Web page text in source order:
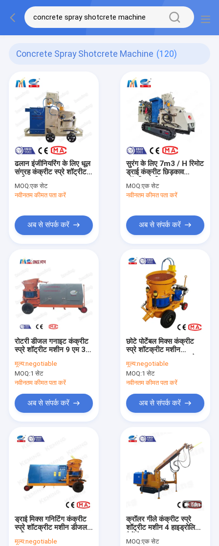
Concrete Spray Shotcrete Machine (120)
ढलान इंजीनियरिंग के लिए धूल
संग्रह कंक्रीट स्प्रे शॉट्रीट
MOQ:एक सेट
नवीनतम कीमत पता करें
अब से संपर्क करें
सुरंग के लिए 7m3 / H रिमोट
ड्राई कंक्रीट छिड़काव
शॉट्रीट मशीन
MOQ:एक सेट
नवीनतम कीमत पता करें
अब से संपर्क करें
रोटरी डीजल गनाइट कंक्रीट
स्प्रे शॉट्रीट मशीन 9 एम 3 /
मूल्य:negotiable
MOQ:1 सेट
नवीनतम कीमत पता करें
अब से संपर्क करें
छोटे पोर्टेबल मिक्स कंक्रीट
स्प्रे शॉटक्रीट मशीन
पावर
मूल्य:negotiable
MOQ:1 सेट
नवीनतम कीमत पता करें
अब से संपर्क करें
ड्राई मिक्स गनिटिंग कंक्रीट
स्प्रे शॉटक्रीट मशीन डीजल
मूल्य:negotiable
क्रॉलर गीले कंक्रीट स्प्रे
शॉट्रीट मशीन 4 हाइड्रोलिक
पैरों के साथ
MOQ:एक सेट